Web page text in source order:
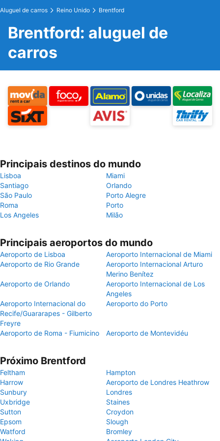
Aluguel de carros Reino Unido Brentford
Brentford: aluguel de
carros
Principais destinos do mundo
Lisboa
Miami
Santiago
Orlando
São Paulo
Porto Alegre
Roma
Porto
Los Angeles
Milão
Principais aeroportos do mundo
Aeroporto de Lisboa
Aeroporto Internacional de Miami
Aeroporto de Rio Grande
Aeroporto Internacional Arturo
Merino Benítez
Aeroporto de Orlando
Aeroporto Internacional de Los
Angeles
Aeroporto Internacional do
Recife/Guararapes - Gilberto
Freyre
Aeroporto do Porto
Aeroporto de Roma - Fiumicino Aeroporto de Montevidéu
Próximo Brentford
Feltham
Hampton
Harrow
Aeroporto de Londres Heathrow
Sunbury
Londres
Uxbridge
Staines
Sutton
Croydon
Epsom
Slough
Watford
Bromley